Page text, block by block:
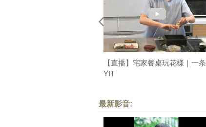
【直播】宅家餐桌玩花樣｜一条
YIT
最新影音: